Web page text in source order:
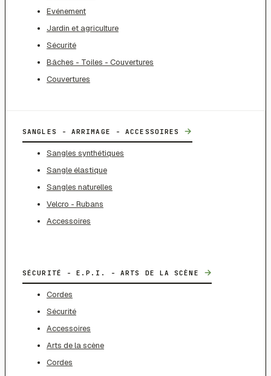
Evénement
Jardin et agriculture
Sécurité
Bâches - Toiles - Couvertures
Couvertures
SANGLES - ARRIMAGE - ACCESSOIRES →
Sangles synthétiques
Sangle élastique
Sangles naturelles
Velcro - Rubans
Accessoires
SÉCURITÉ - E.P.I. - ARTS DE LA SCÈNE →
Cordes
Sécurité
Accessoires
Arts de la scène
Cordes